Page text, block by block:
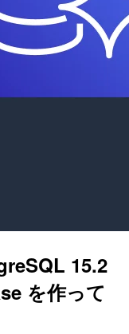
15.2
を作って